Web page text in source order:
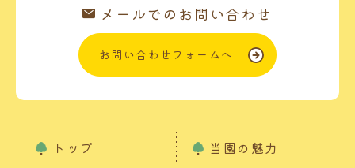
メールでのお問い合わせ
お問い合わせフォームへ
トップ 当園の魅力